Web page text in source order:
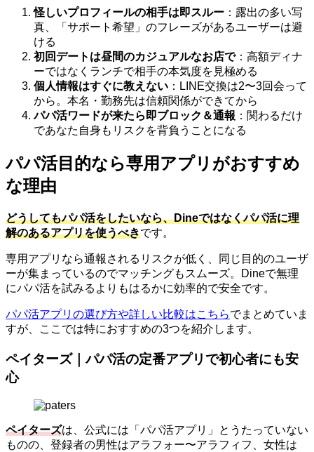
怪しいプロフィールの相手は即スルー ：露出の多い写
真、「サポート希望」のフレーズがあるユーザーは避
ける
初回デートは昼間のカジュアルなお店で：高額ディナ
ーではなくランチで相手の本気度を見極める
個人情報はすぐに教えない ：LINE交換は2〜3回会って
から。本名・勤務先は信頼関係ができてから
パパ活ワードが来たら即ブロック＆通報 ：関わるだけ
であなた自身もリスクを背負うことになる
パパ活目的なら専用アプリがおすすめ
な理由
どうしてもパパ活をしたいなら、Dineではなくパパ活に理
解のあるアプリを使うべきです。
専用アプリなら通報されるリスクが低く、同じ目的のユーザ
ーが集まっているのでマッチングもスムーズ。Dineで無理
にパパ活を試みるよりもはるかに効率的で安全です。
パパ活アプリの選び方や詳しい比較はこちらでまとめていま
すが、ここでは特におすすめの3つを紹介します。
ペイターズ｜パパ活の定番アプリで初心者にも安
心
ペイターズは、公式には「パパ活アプリ」とうたっていない
ものの、登録者の男性はアラフォー〜アラフィフ、女性は